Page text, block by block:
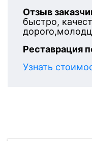
Отзыв
быстро,
Реставрация
Узнать